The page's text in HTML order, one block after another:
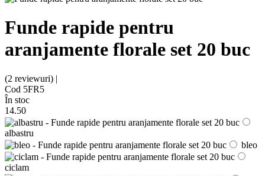
Funde rapide pentru
aranjamente florale set 20 buc
(2 reviewuri) |
Cod 5FR5
În stoc
14.50
albastru
bleo
ciclam